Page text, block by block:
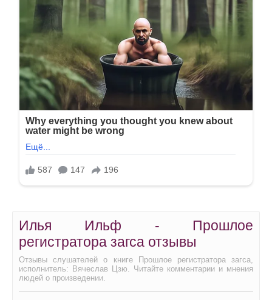
Илья Ильф - Прошлое
регистратора загса отзывы
Отзывы слушателей о книге Прошлое регистратора загса,
исполнитель: Вячеслав Цзю. Читайте комментарии и мнения
людей о произведении.